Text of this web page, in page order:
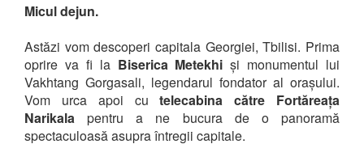
Micul dejun.
Astăzi vom descoperi capitala Georgiei, Tbilisi. Prima
oprire va fi la Biserica Metekhi și monumentul lui
Vakhtang Gorgasali, legendarul fondator al orașului.
Vom urca apoi cutelecabina către Fortăreața
Narikala pentru a ne bucura de o panoramă
spectaculoasă asupra întregii capitale.